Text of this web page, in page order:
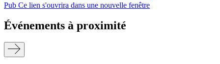
Pub Ce lien s'ouvrira dans une nouvelle fenêtre
Événements à proximité